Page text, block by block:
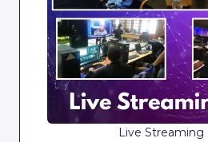
Live Streaming